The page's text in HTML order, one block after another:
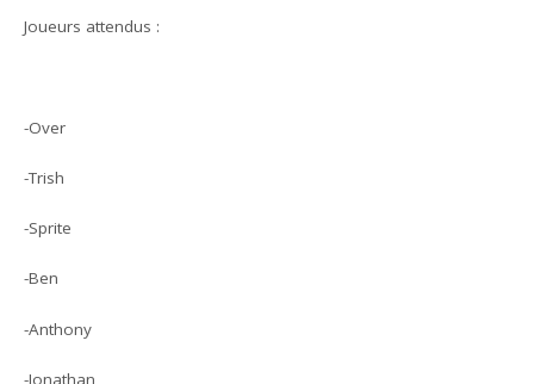
Joueurs attendus :
-Over
-Trish
-Sprite
-Ben
-Anthony
-Jonathan